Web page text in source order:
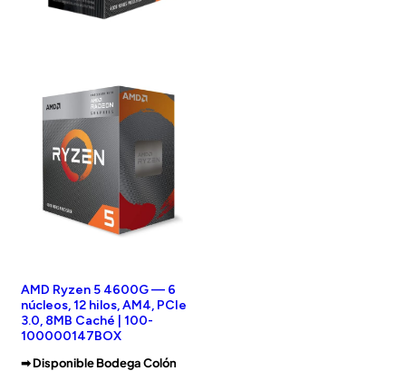
AMD Ryzen 5 4600G — 6
núcleos, 12 hilos, AM4, PCIe
3.0, 8MB Caché | 100-
100000147BOX
➡︎ Disponible Bodega Colón